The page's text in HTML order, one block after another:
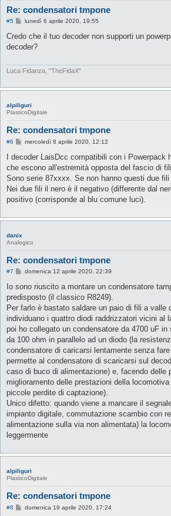
Re: condensatori tmpone
#5
M
s
a
i
lunedì 6 aprile 2020, 19:55
Credo che il tuo decoder non supporti un
decoder?
Luca Fidanza, "TheFidaX"
alpiliguri
PlasticoDigitale
Re: condensatori tmpone
#6
M
s
a
g
i
o
mercoledì 8 aprile 2020, 12:12
I decoder LaisDcc compatibili con i Powerpack
che escono all'estremità opposta del fascio di
Sono serie 87xxxx. Se non hanno questi due fili
Nei due fili il nero è il negativo (differente dal
positivo (corrisponde al blu comune luci).
danix
Analogico
Re: condensatori tmpone
#7
M
s
a
g
i
o
domenica 12 aprile 2020, 22:39
Io sono riuscito a montare un condensatore
predisposto (il classico R8249).
Per farlo è bastato saldare un paio di fili a valle
individuano i quattro diodi raddrizzatori vicini al
poi ho collegato un condensatore da 4700 uF
da 100 ohm in parallelo ad un diodo (la
condensatore di caricarsi lentamente senza
permette al condensatore di scaricarsi sul
caso di buco di alimentazione) e, facendo delle
miglioramento delle prestazioni della
piccole perdite di captazione).
Unico difetto: quando viene a mancare il
impianto digitale, commutazione scambio con
alimentazione sulla via non alimentata) la
leggermente
alpiliguri
PlasticoDigitale
Re: condensatori tmpone
#8
Mdomenica 19 aprile 2020, 17:24